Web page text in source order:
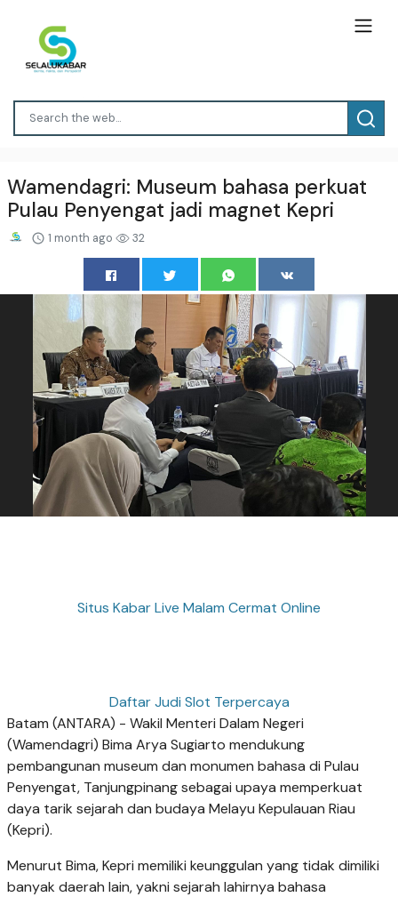
Wamendagri: Museum bahasa perkuat
Pulau Penyengat jadi magnet Kepri
1 month ago 32
Situs Kabar Live Malam Cermat Online
Daftar Judi Slot Terpercaya
Batam (ANTARA) - Wakil Menteri Dalam Negeri
(Wamendagri) Bima Arya Sugiarto mendukung
pembangunan museum dan monumen bahasa di Pulau
Penyengat, Tanjungpinang sebagai upaya memperkuat
daya tarik sejarah dan budaya Melayu Kepulauan Riau
(Kepri).
Menurut Bima, Kepri memiliki keunggulan yang tidak dimiliki
banyak daerah lain, yakni sejarah lahirnya bahasa